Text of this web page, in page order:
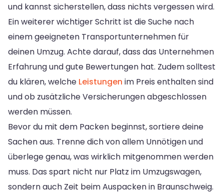
und kannst sicherstellen, dass nichts vergessen wird.
Ein weiterer wichtiger Schritt ist die Suche nach
einem geeigneten Transportunternehmen für
deinen Umzug. Achte darauf, dass das Unternehmen
Erfahrung und gute Bewertungen hat. Zudem solltest
du klären, welche Leistungen im Preis enthalten sind
und ob zusätzliche Versicherungen abgeschlossen
werden müssen.
Bevor du mit dem Packen beginnst, sortiere deine
Sachen aus. Trenne dich von allem Unnötigen und
überlege genau, was wirklich mitgenommen werden
muss. Das spart nicht nur Platz im Umzugswagen,
sondern auch Zeit beim Auspacken in Braunschweig.